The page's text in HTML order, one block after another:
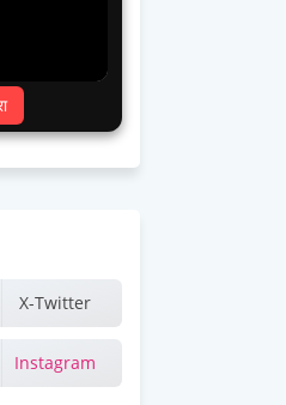
X-Twitter
Instagram